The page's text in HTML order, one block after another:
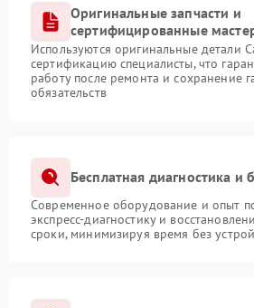
Оригинальные запчасти и
сертифицированные
Используются оригинальные детали
сертификацию специалисты, что
работу после ремонта и сохранение
обязательств
Бесплатная диагностика
Современное оборудование и опыт
экспресс-диагностику и
сроки, минимизируя время без